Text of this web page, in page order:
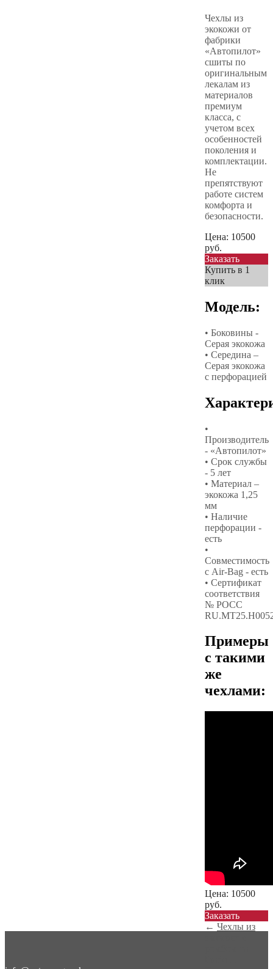
Чехлы из
экокожи от
фабрики
«Автопилот»
сшиты по
оригинальным
лекалам из
материалов
премиум
класса, с
учетом всех
особенностей
поколения и
комплектации.
Не
препятствуют
работе систем
комфорта и
безопасности.
Цена: 10500
руб.
Заказать
Купить в 1
клик
Модель:
• Боковины -
Серая экокожа
• Середина –
Серая экокожа
с перфорацией
•
Производитель
- «Автопилот»
• Срок службы
- 5 лет
• Материал –
экокожа 1,25
мм
• Наличие
перфорации -
есть
•
Совместимость
с Air-Bag - есть
• Сертификат
соответствия
№ РОСС
Примеры
с такими
же
чехлами:
Цена: 10500
руб.
Заказать
← Чехлы из